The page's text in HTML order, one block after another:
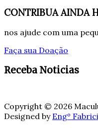
CONTRIBUA AINDA
nos ajude com uma
Faça sua Doação
Receba Noticias
Copyright © 2026
Designed by Engº